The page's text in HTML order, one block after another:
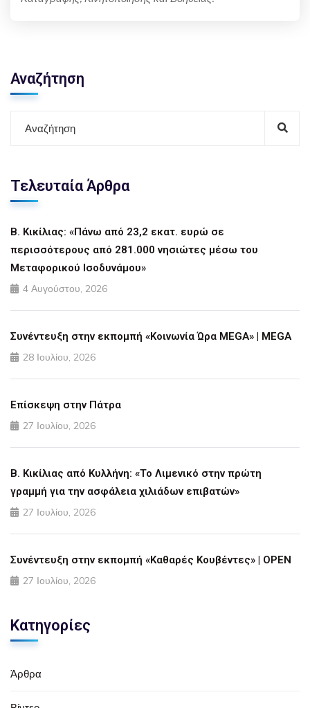
Αναζήτηση
Τελευταία Άρθρα
Β. Κικίλιας: «Πάνω από 23,2 εκατ. ευρώ σε
περισσότερους από 281.000 νησιώτες μέσω του
Μεταφορικού Ισοδυνάμου»
4 Αυγούστου, 2026
Συνέντευξη στην εκπομπή «Κοινωνία Ώρα MEGA» | MEGA
28 Ιουλίου, 2026
Επίσκεψη στην Πάτρα
27 Ιουλίου, 2026
Β. Κικίλιας από Κυλλήνη: «Το Λιμενικό στην πρώτη
γραμμή για την ασφάλεια χιλιάδων επιβατών»
27 Ιουλίου, 2026
Συνέντευξη στην εκπομπή «Καθαρές Κουβέντες» | OPEN
27 Ιουλίου, 2026
Κατηγορίες
Άρθρα